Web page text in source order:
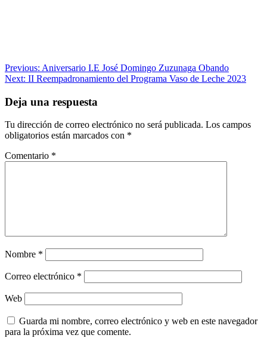
Navegación
de
entradas
Previous: Aniversario I.E José Domingo Zuzunaga Obando
Next: II Reempadronamiento del Programa Vaso de Leche 2023
Deja una respuesta
Tu dirección de correo electrónico no será publicada. Los campos
obligatorios están marcados con *
Comentario *
Nombre *
Correo electrónico *
Web
Guarda mi nombre, correo electrónico y web en este navegador
para la próxima vez que comente.